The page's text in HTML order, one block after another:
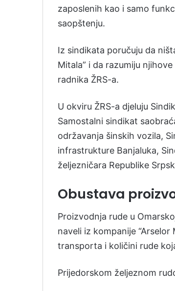
zaposlenih kao i samo
saopštenju.
Iz sindikata poručuju da
Mitala” i da razumiju
radnika ŽRS-a.
U okviru ŽRS-a djeluju
Samostalni sindikat
održavanja šinskih vozila,
infrastrukture Banjaluka,
željezničara Republike
Obustava
Proizvodnja rude u
naveli iz kompanije
transporta i količini rude
Prijedorskom željeznom